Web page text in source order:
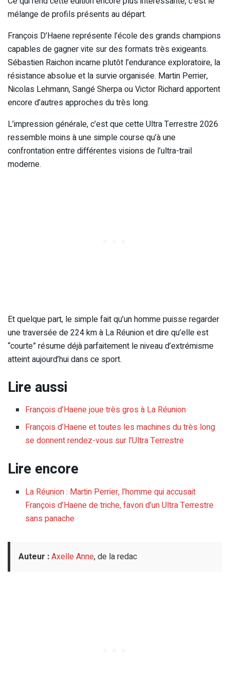
mélange de profils présents au départ.
François D’Haene représente l’école des grands champions
capables de gagner vite sur des formats très exigeants.
Sébastien Raichon incarne plutôt l’endurance exploratoire, la
résistance absolue et la survie organisée. Martin Perrier,
Nicolas Lehmann, Sangé Sherpa ou Victor Richard apportent
encore d’autres approches du très long.
L’impression générale, c’est que cette Ultra Terrestre 2026
ressemble moins à une simple course qu’à une
confrontation entre différentes visions de l’ultra-trail
moderne.
Et quelque part, le simple fait qu’un homme puisse regarder
une traversée de 224 km à La Réunion et dire qu’elle est
“courte” résume déjà parfaitement le niveau d’extrémisme
atteint aujourd’hui dans ce sport.
Lire aussi
François d’Haene joue très gros à La Réunion
François d’Haene et toutes les machines du très long
se donnent rendez-vous sur l’Ultra Terrestre
Lire encore
La Réunion : Martin Perrier, l’homme qui accusait
François d’Haene de triche, favori d’un Ultra Terrestre
sans panache
Auteur :Axelle Anne, de la redac